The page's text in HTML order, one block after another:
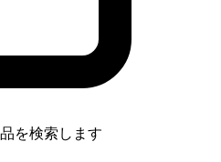
を検索します